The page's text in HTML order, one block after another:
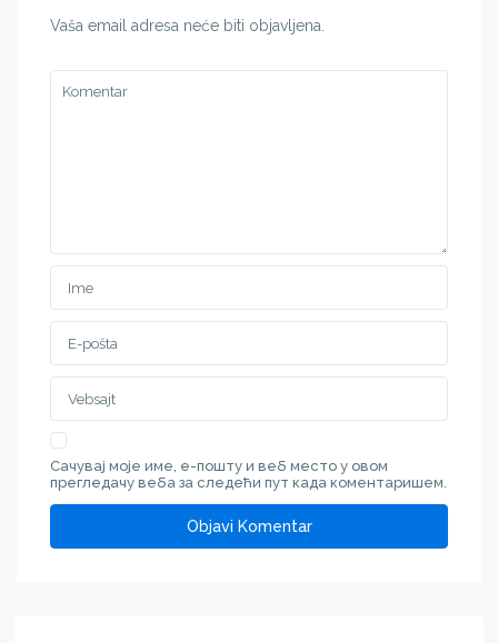
Vaša email adresa neće biti objavljena.
Сачувај моје име, е-пошту и веб место у овом
прегледачу веба за следећи пут када коментаришем.